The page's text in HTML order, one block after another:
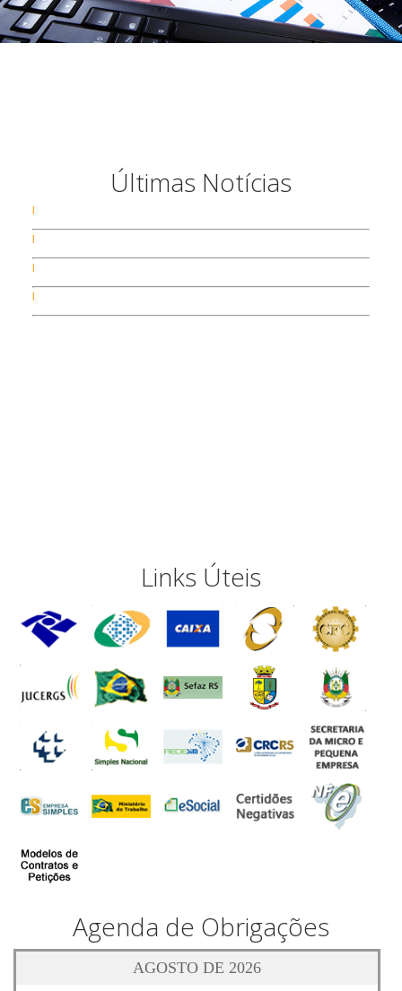
Últimas Notícias
Links Úteis
Agenda de Obrigações
AGOSTO DE 2026